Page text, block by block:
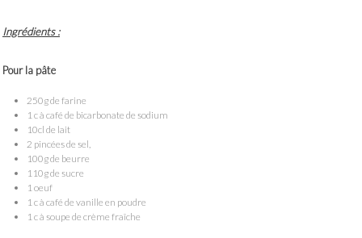
Ingrédients :
Pour la pâte
250g de farine
1 c à café de bicarbonate de sodium
10cl de lait
2 pincées de sel,
100g de beurre
110g de sucre
1 oeuf
1 c à café de vanille en poudre
1 c à soupe de crème fraîche